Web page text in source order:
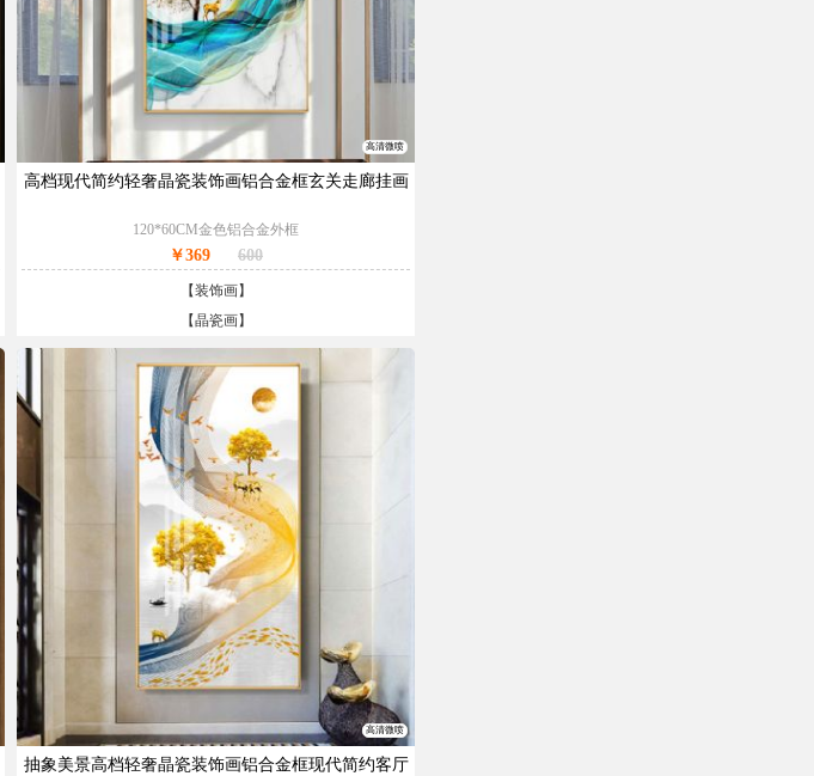
高清微喷
高档现代简约轻奢晶瓷装饰画铝合金框玄关走廊挂画
120*60CM金色铝合金外框
￥369 600
【装饰画】
【晶瓷画】
高清微喷
抽象美景高档轻奢晶瓷装饰画铝合金框现代简约客厅